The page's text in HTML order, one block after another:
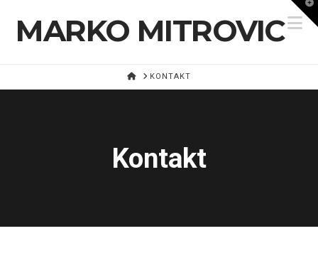
MARKO MITROVIC
HOMEKONTAKT
Kontakt